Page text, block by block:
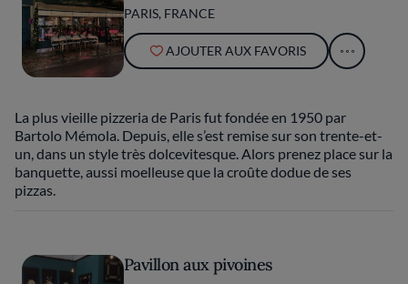
PARIS, FRANCE
AJOUTER AUX FAVORIS
La plus vieille pizzeria de Paris fut fondée en 1950 par
Bartolo Mémola. Depuis, elle s’est remise sur son trente-et-
un, dans un style très dolcevitesque. Alors prenez place sur la
banquette, aussi moelleuse que la croûte dodue de ses
pizzas.
Pavillon aux pivoines